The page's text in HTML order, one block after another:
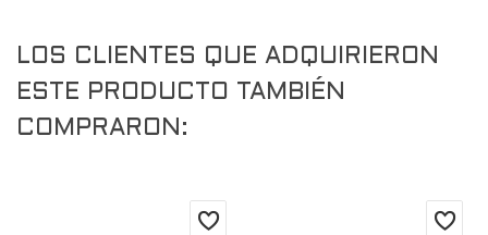
LOS CLIENTES QUE ADQUIRIERON
ESTE PRODUCTO TAMBIÉN
COMPRARON: